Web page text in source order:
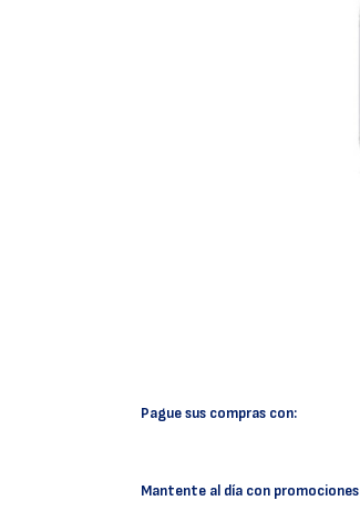
Pague sus compras con:
Mantente al día con promociones